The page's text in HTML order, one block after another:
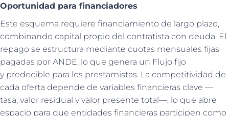
Oportunidad para financiadores
Este esquema requiere financiamiento de largo plazo,
combinando capital propio del contratista con deuda. El
repago se estructura mediante cuotas mensuales fijas
pagadas por ANDE, lo que genera un Flujo fijo
y predecible para los prestamistas. La competitividad de
cada oferta depende de variables financieras clave —
tasa, valor residual y valor presente total—, lo que abre
espacio para que entidades financieras participen como